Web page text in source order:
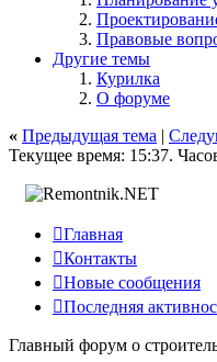
Правовые
Другие темы
Курилка
О форуме
« Предыдущая тема |
Текущее время: 15:37.
Главная
Контакты
Новые сообщения
Последняя
Главный форум о